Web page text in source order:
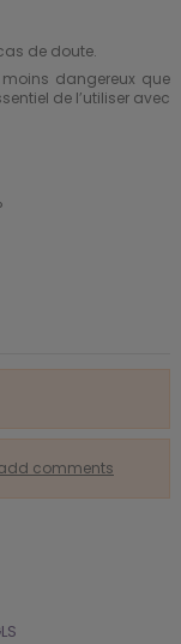
de doute.
moins dangereux que
de l’utiliser avec
comments